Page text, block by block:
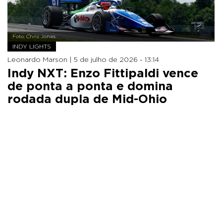
Foto: Chris Jones
INDY LIGHTS
Leonardo Marson | 5 de julho de 2026 - 13:14
Indy NXT: Enzo Fittipaldi vence
de ponta a ponta e domina
rodada dupla de Mid-Ohio